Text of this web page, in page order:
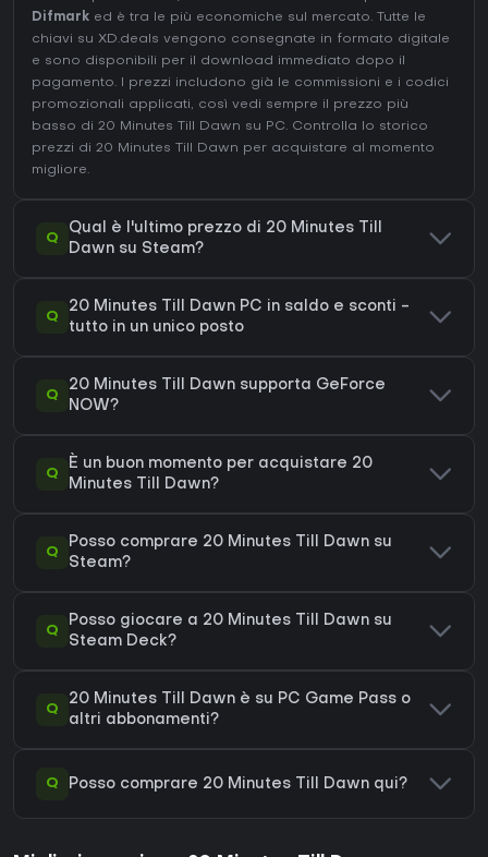
Difmark ed è tra le più economiche sul mercato. Tutte le
chiavi su XD.deals vengono consegnate in formato digitale
e sono disponibili per il download immediato dopo il
pagamento. I prezzi includono già le commissioni e i codici
promozionali applicati, così vedi sempre il prezzo più
basso di 20 Minutes Till Dawn su PC. Controlla lo storico
prezzi di 20 Minutes Till Dawn per acquistare al momento
migliore.
Q
Qual è l'ultimo prezzo di 20 Minutes Till
Dawn su Steam?
Q
20 Minutes Till Dawn PC in saldo e sconti -
tutto in un unico posto
Q
20 Minutes Till Dawn supporta GeForce
NOW?
Q
È un buon momento per acquistare 20
Minutes Till Dawn?
Q
Posso comprare 20 Minutes Till Dawn su
Steam?
Q
Posso giocare a 20 Minutes Till Dawn su
Steam Deck?
Q
20 Minutes Till Dawn è su PC Game Pass o
altri abbonamenti?
Q Posso comprare 20 Minutes Till Dawn qui?